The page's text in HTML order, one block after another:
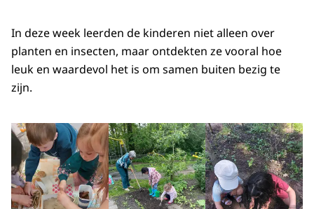
In deze week leerden de kinderen niet alleen over
planten en insecten, maar ontdekten ze vooral hoe
leuk en waardevol het is om samen buiten bezig te
zijn.